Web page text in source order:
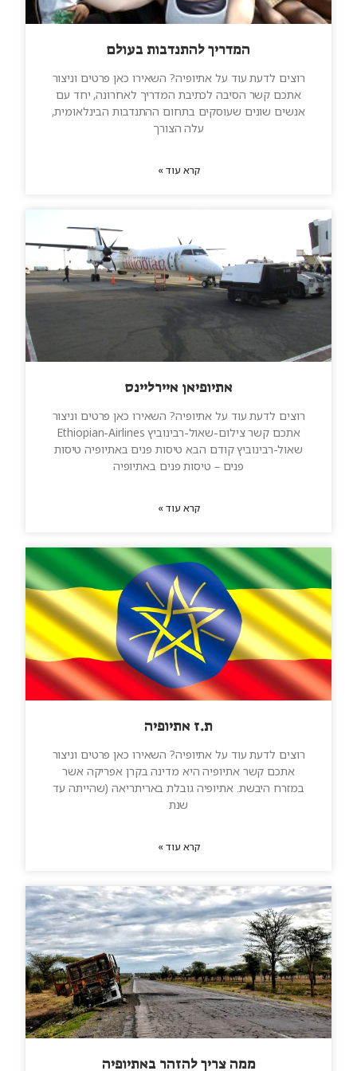
המדריך להתנדבות בעולם
רוצים לדעת עוד על אתיופיה? השאירו כאן פרטים וניצור
אתכם קשר הסיבה לכתיבת המדריך לאחרונה, יחד עם
אנשים שונים שעוסקים בתחום ההתנדבות הבינלאומית,
עלה הצורך
קרא עוד »
אתיופיאן איירליינס
רוצים לדעת עוד על אתיופיה? השאירו כאן פרטים וניצור
אתכם קשר צילום-שאול-רבינוביץ Ethiopian-Airlines
שאול-רבינוביץ קודם הבא טיסות פנים באתיופיה טיסות
פנים – טיסות פנים באתיופיה
קרא עוד »
ת.ז אתיופיה
רוצים לדעת עוד על אתיופיה? השאירו כאן פרטים וניצור
אתכם קשר אתיופיה היא מדינה בקרן אפריקה אשר
במזרח היבשת. אתיופיה גובלת באריתריאה (שהייתה עד
שנת
קרא עוד »
ממה צריך להזהר באתיופיה